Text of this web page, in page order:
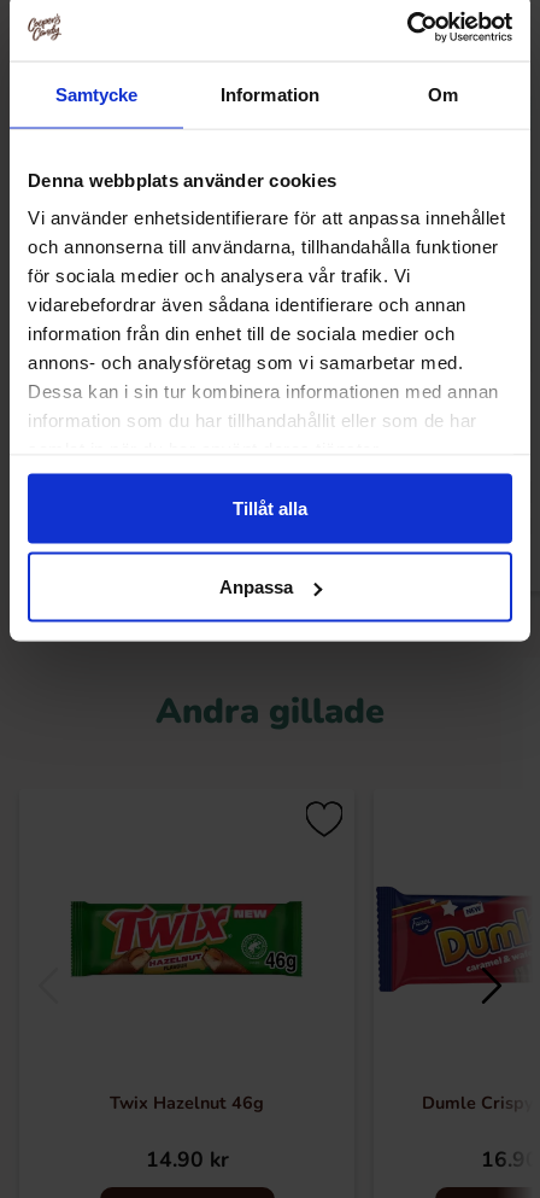
Samtycke Information Om
Denna webbplats använder cookies
Vi använder enhetsidentifierare för att anpassa innehållet
och annonserna till användarna, tillhandahålla funktioner
för sociala medier och analysera vår trafik. Vi
vidarebefordrar även sådana identifierare och annan
information från din enhet till de sociala medier och
annons- och analysföretag som vi samarbetar med.
Dessa kan i sin tur kombinera informationen med annan
information som du har tillhandahållit eller som de har
Tillåt alla
Anpassa
-65%
SwedishCandy Foamy 100g (BF: 2026-
05-19)
-47%
Haribo Buzzy
Andra gillade
Twix Hazelnut 46g
14.90 kr
Dumle Crispy